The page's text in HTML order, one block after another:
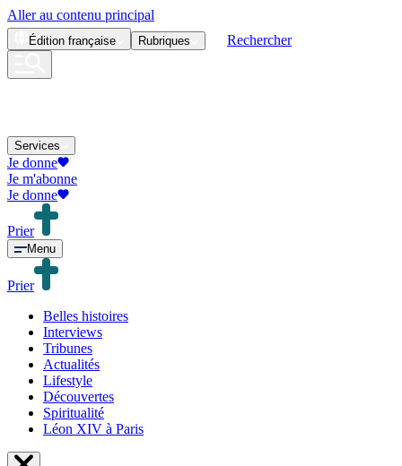
Aller au contenu principal
Édition française Rubriques Rechercher
Services
Je donne
Je m'abonne
Je donne
Prier
Menu
Prier
Belles histoires
Interviews
Tribunes
Actualités
Lifestyle
Découvertes
Spiritualité
Léon XIV à Paris